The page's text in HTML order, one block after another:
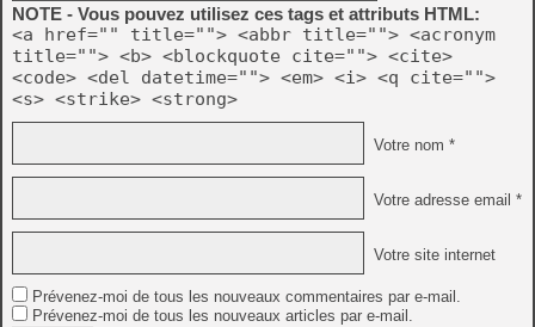
NOTE - Vous pouvez utilisez ces tags et attributs HTML:
<a href="" title=""> <abbr title=""> <acronym
title=""> <b> <blockquote cite=""> <cite>
<code> <del datetime=""> <em> <i> <q cite="">
<s> <strike> <strong>
Votre nom *
Votre adresse email *
Votre site internet
Prévenez-moi de tous les nouveaux commentaires par e-mail.
Prévenez-moi de tous les nouveaux articles par e-mail.